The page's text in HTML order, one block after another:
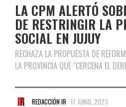
LA CPM ALERTÓ
DE RESTRINGIR LA
SOCIAL EN JUJUY
RECHAZA LA PROPUESTA DE
LA PROVINCIA QUE "CERCENA EL
REDACCIÓN IR 17 JUNIO, 2023